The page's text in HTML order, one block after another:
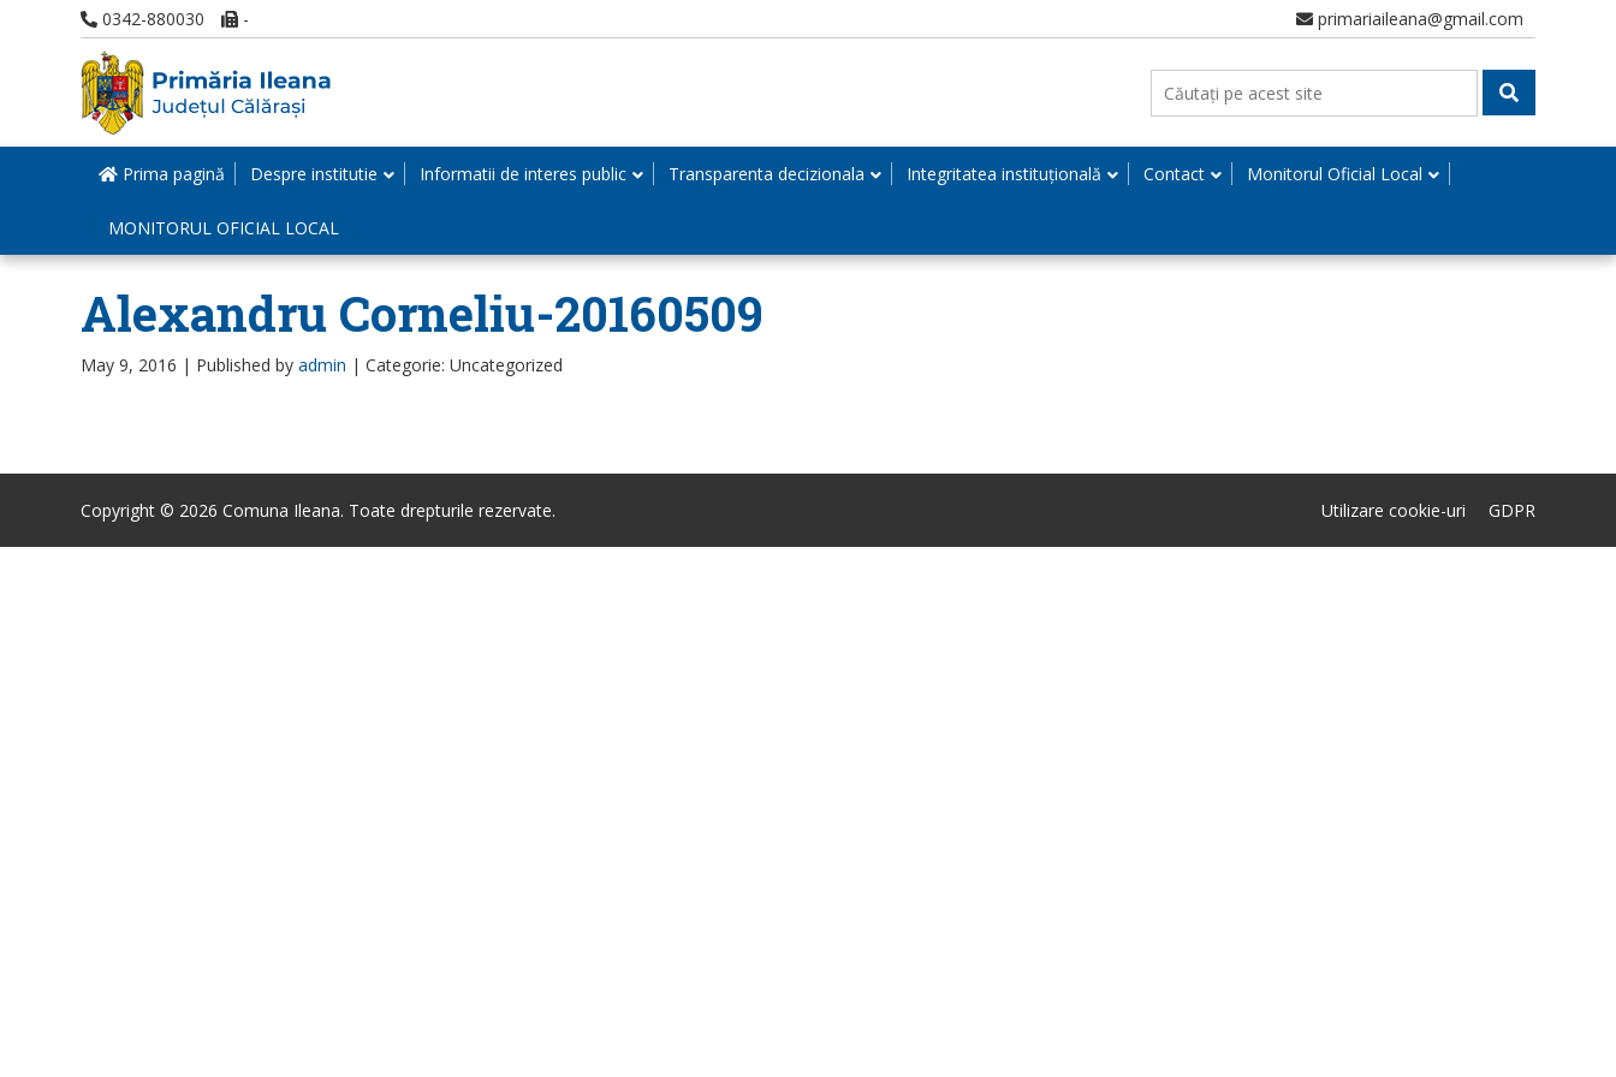
0342-880030 - primariaileana@gmail.com
Prima pagină Despre institutie Informatii de interes public Transparenta decizionala Integritatea instituțională Contact Monitorul Oficial Local
MONITORUL OFICIAL LOCAL
Alexandru Corneliu-20160509
May 9, 2016 | Published by admin | Categorie: Uncategorized
Copyright © 2026 Comuna Ileana. Toate drepturile rezervate. Utilizare cookie-uri GDPR